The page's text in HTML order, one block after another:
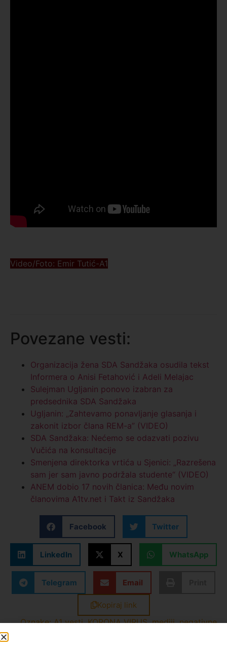
Video/Foto: Emir Tutić-A1
Povezane vesti:
Organizacija žena SDA Sandžaka osudila tekst
Informera o Anisi Fetahović i Adeli Melajac
Sulejman Ugljanin ponovo izabran za
predsednika SDA Sandžaka
Ugljanin: „Zahtevamo ponavljanje glasanja i
zakonit izbor člana REM-a” (VIDEO)
SDA Sandžaka: Nećemo se odazvati pozivu
Vučića na konsultacije
Smenjena direktorka vrtića u Sjenici: „Razrešena
sam jer sam javno podržala studente“ (VIDEO)
ANEM dobio 17 novih članica: Među novim
članovima A1tv.net i Takt iz Sandžaka
Facebook Twitter
LinkedIn X WhatsApp
Telegram Email
Kopiraj link
Oznake:A1 vesti,KORONA VIRUS,mediji,negativne